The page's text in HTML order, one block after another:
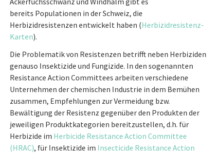
bereits Populationen in der Schweiz, die
Herbizidresistenzen entwickelt haben (Herbizidresistenz-
Karten).
Die Problematik von Resistenzen betrifft neben Herbiziden
genauso Insektizide und Fungizide. In den sogenannten
Resistance Action Committees arbeiten verschiedene
Unternehmen der chemischen Industrie in dem Bemühen
zusammen, Empfehlungen zur Vermeidung bzw.
Bewältigung der Resistenz gegenüber den Produkten der
jeweiligen Produktkategorien bereitzustellen, d.h. für
Herbizide im Herbicide Resistance Action Committee
(HRAC), für Insektizide im Insecticide Resistance Action